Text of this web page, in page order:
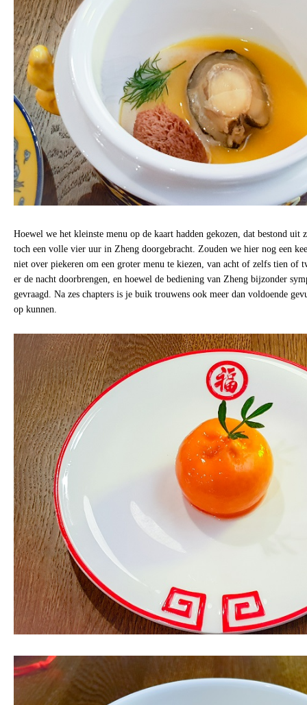
Hoewel we het kleinste menu op de kaart hadden gekozen, dat bestond uit
toch een volle vier uur in Zheng doorgebracht. Zouden we hier nog een
niet over piekeren om een groter menu te kiezen, van acht of zelfs tien of
er de nacht doorbrengen, en hoewel de bediening van Zheng bijzonder
gevraagd. Na zes chapters is je buik trouwens ook meer dan voldoende
op kunnen.